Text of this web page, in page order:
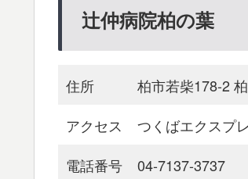
辻仲病院柏の葉
住所
柏市若柴178-2
アクセス
つくばエクスプ
電話番号
04-7137-3737